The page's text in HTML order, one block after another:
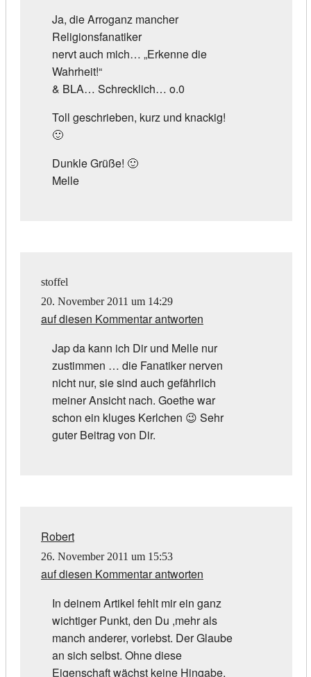
Ja, die Arroganz mancher
Religionsfanatiker
nervt auch mich… „Erkenne die
Wahrheit!“
& BLA… Schrecklich… o.0
Toll geschrieben, kurz und knackig!
🙂
Dunkle Grüße! 🙂
Melle
stoffel
20. November 2011 um 14:29
auf diesen Kommentar antworten
Jap da kann ich Dir und Melle nur
zustimmen … die Fanatiker nerven
nicht nur, sie sind auch gefährlich
meiner Ansicht nach. Goethe war
schon ein kluges Kerlchen 😉 Sehr
guter Beitrag von Dir.
Robert
26. November 2011 um 15:53
auf diesen Kommentar antworten
In deinem Artikel fehlt mir ein ganz
wichtiger Punkt, den Du ,mehr als
manch anderer, vorlebst. Der Glaube
an sich selbst. Ohne diese
Eigenschaft wächst keine Hingabe,